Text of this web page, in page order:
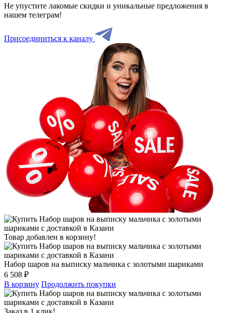
Не упустите лакомые скидки и уникальные предложения в
нашем телеграм!
Присоединиться к каналу
Товар добавлен в корзину!
Набор шаров на выписку мальчика с золотыми шариками
6 508 ₽
В корзину Продолжить покупки